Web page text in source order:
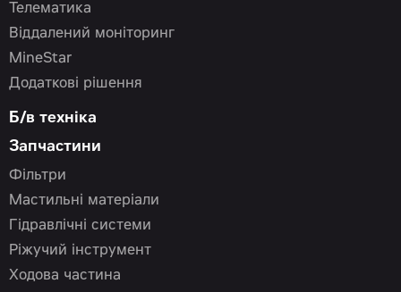
Телематика
Віддалений моніторинг
MineStar
Додаткові рішення
Б/в техніка
Запчастини
Фільтри
Мастильні матеріали
Гідравлічні системи
Ріжучий інструмент
Ходова частина